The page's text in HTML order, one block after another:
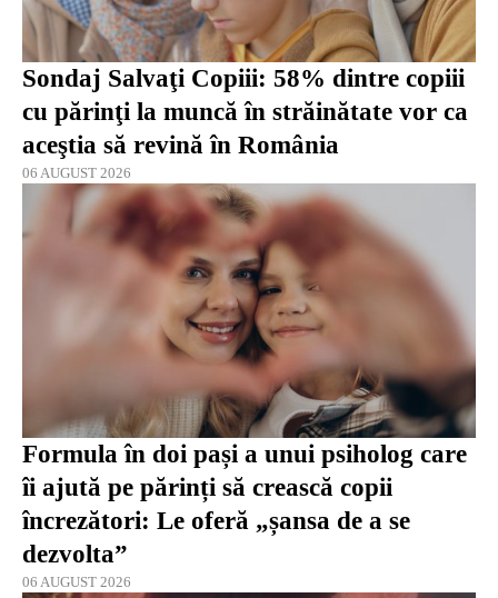
Sondaj Salvaţi Copiii: 58% dintre copiii
cu părinţi la muncă în străinătate vor ca
aceştia să revină în România
06 AUGUST 2026
Formula în doi pași a unui psiholog care
îi ajută pe părinți să crească copii
încrezători: Le oferă „șansa de a se
dezvolta”
06 AUGUST 2026